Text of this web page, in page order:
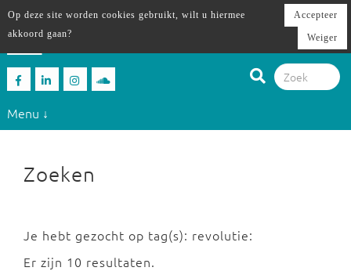
Menu ↓
Zoeken
Je hebt gezocht op tag(s): revolutie:
Er zijn 10 resultaten.
Op deze site worden cookies gebruikt, wilt u hiermee
akkoord gaan?
Accepteer
Weiger